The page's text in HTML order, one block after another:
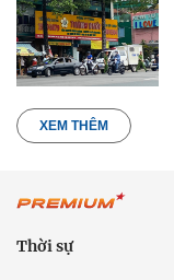
XEM THÊM
Thời sự